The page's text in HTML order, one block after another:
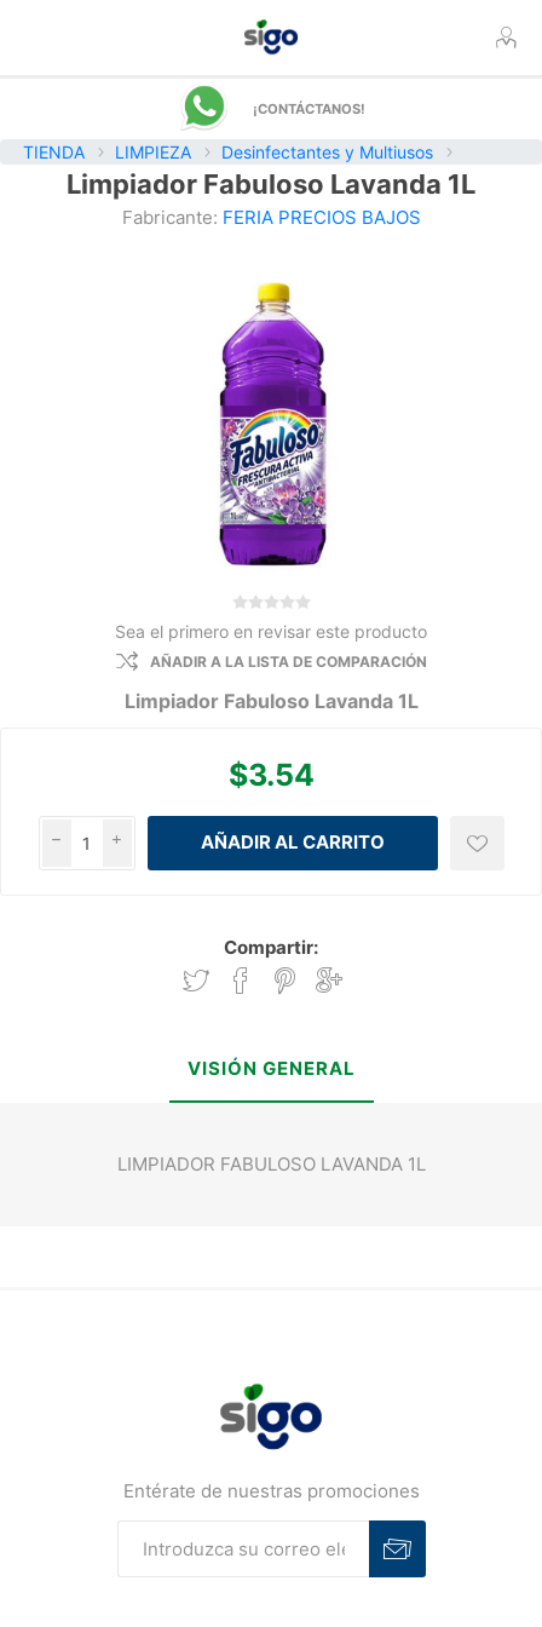
¡CONTÁCTANOS!
TIENDA LIMPIEZA Desinfectantes y Multiusos
Limpiador Fabuloso Lavanda 1L
Fabricante: FERIA PRECIOS BAJOS
Sea el primero en revisar este producto
AÑADIR A LA LISTA DE COMPARACIÓN
Limpiador Fabuloso Lavanda 1L
$3.54
i
h
Compartir:
VISIÓN GENERAL
LIMPIADOR FABULOSO LAVANDA 1L
Entérate de nuestras promociones